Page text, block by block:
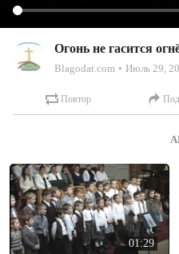
Огонь не гасится
Blagodat.com Июль 29,
Повтор
01:29